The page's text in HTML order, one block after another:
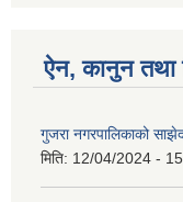
ऐन, कानुन तथा
गुजरा नगरपालिकाको
मिति: 12/04/2024 -